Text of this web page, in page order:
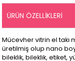
ÜRÜN ÖZELLIKLERI
Mücevher vitrin el takı
üretilmiş olup nano
bileklik, bileklik, etiket,